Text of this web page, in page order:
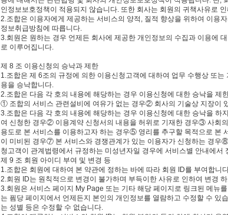
인정보보호정책이 적용되지 않습니다. 또한 회사는 회원의 귀책사유로
2.조합은 이용자에게 제공하는 서비스의 양적, 질적 향상을 위하여 이용
정보취급방침에 따릅니다.
3.회원은 원하는 경우 언제든 회사에 제공한 개인정보의 수집과 이용에
로 이루어집니다.
제 8 조 이용신청의 승낙과 제한
1.조합은 제 6조의 규정에 의한 이용신청고객에 대하여 업무 수행상 또
용을 승낙합니다.
2.조합은 다음 각 호의 내용에 해당하는 경우 이용신청에 대한 승낙을 제
① 조합의 서비스 관련설비에 여유가 없는 경우② 회사의 기술상 지장이
3.조합은 다음 각 호의 내용에 해당하는 경우 이용신청에 대한 승낙을
여 신청한 경우② 이용계약 신청서의 내용을 허위로 기재한 경우③ 사회
용도로 본 서비스를 이용하고자 하는 경우⑤ 영리를 추구할 목적으로 본
이 미비된 경우⑦ 본 서비스와 경쟁관계가 있는 이용자가 신청하는 경우
청고객이 관계법령에서 규정하는 미성년자일 경우에 서비스별 안내에서
제 9 조 회원 아이디 부여 및 변경 등
1.조합은 회원에 대하여 본 약관에 정하는 바에 따라 회원 ID를 부여합니
2.회원 ID는 원칙적으로 변경이 불가하며 부득이한 사유로 인하여 변경
3.회원은 서비스 페이지 My Page 또는 기타 해당 페이지로 링크된 메뉴
는 픰당 페이지에서 언제든지 본인의 개인정보를 열람하고 수정할 수 있
는 성별 등은 수정할 수 없습니다.